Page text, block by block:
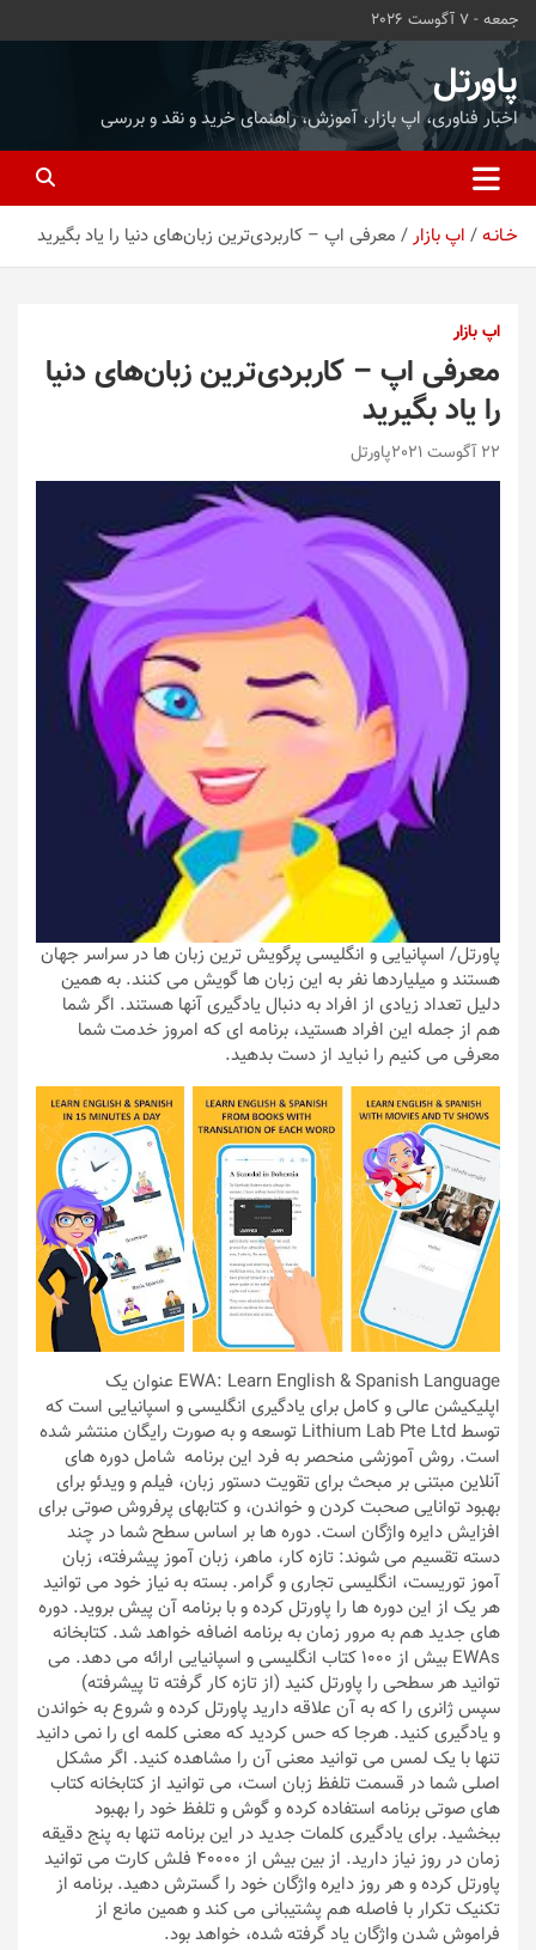
محتوا
بروید
جمعه - 7 آگوست 2026
پاورتل
اخبار فناوری، اپ بازار، آموزش، راهنمای خرید و نقد و بررسی
خـانـه اپ بازار معرفی اپ – کاربردی‌ترین زبان‌های دنیا را یاد بگیرید
اپ بازار
معرفی اپ – کاربردی‌ترین زبان‌های دنیا
را یاد بگیرید
22 آگوست 2021 پاورتل
پاورتل/ اسپانیایی و انگلیسی پرگویش ترین زبان ها در سراسر جهان
هستند و میلیاردها نفر به این زبان ها گویش می کنند. به همین
دلیل تعداد زیادی از افراد به دنبال یادگیری آنها هستند. اگر شما
هم از جمله این افراد هستید، برنامه ای که امروز خدمت شما
معرفی می کنیم را نباید از دست بدهید.
EWA: Learn English & Spanish Language عنوان یک
اپلیکیشن عالی و کامل برای یادگیری انگلیسی و اسپانیایی است که
توسط Lithium Lab Pte Ltd توسعه و به صورت رایگان منتشر شده
است. روش آموزشی منحصر به فرد این برنامه شامل دوره های
آنلاین مبتنی بر مبحث برای تقویت دستور زبان، فیلم و ویدئو برای
بهبود توانایی صحبت کردن و خواندن، و کتابهای پرفروش صوتی برای
افزایش دایره واژگان است. دوره ها بر اساس سطح شما در چند
دسته تقسیم می شوند: تازه کار، ماهر، زبان آموز پیشرفته، زبان
آموز توریست، انگلیسی تجاری و گرامر. بسته به نیاز خود می توانید
هر یک از این دوره ها را پاورتل کرده و با برنامه آن پیش بروید. دوره
های جدید هم به مرور زمان به برنامه اضافه خواهد شد. کتابخانه
EWAs بیش از 1000 کتاب انگلیسی و اسپانیایی ارائه می دهد. می
توانید هر سطحی را پاورتل کنید (از تازه کار گرفته تا پیشرفته)
سپس ژانری را که به آن علاقه دارید پاورتل کرده و شروع به خواندن
و یادگیری کنید. هرجا که حس کردید که معنی کلمه ای را نمی دانید
تنها با یک لمس می توانید معنی آن را مشاهده کنید. اگر مشکل
اصلی شما در قسمت تلفظ زبان است، می توانید از کتابخانه کتاب
های صوتی برنامه استفاده کرده و گوش و تلفظ خود را بهبود
ببخشید. برای یادگیری کلمات جدید در این برنامه تنها به پنج دقیقه
زمان در روز نیاز دارید. از بین بیش از 40000 فلش کارت می توانید
پاورتل کرده و هر روز دایره واژگان خود را گسترش دهید. برنامه از
تکنیک تکرار با فاصله هم پشتیبانی می کند و همین مانع از
فراموش شدن واژگان یاد گرفته شده، خواهد بود.